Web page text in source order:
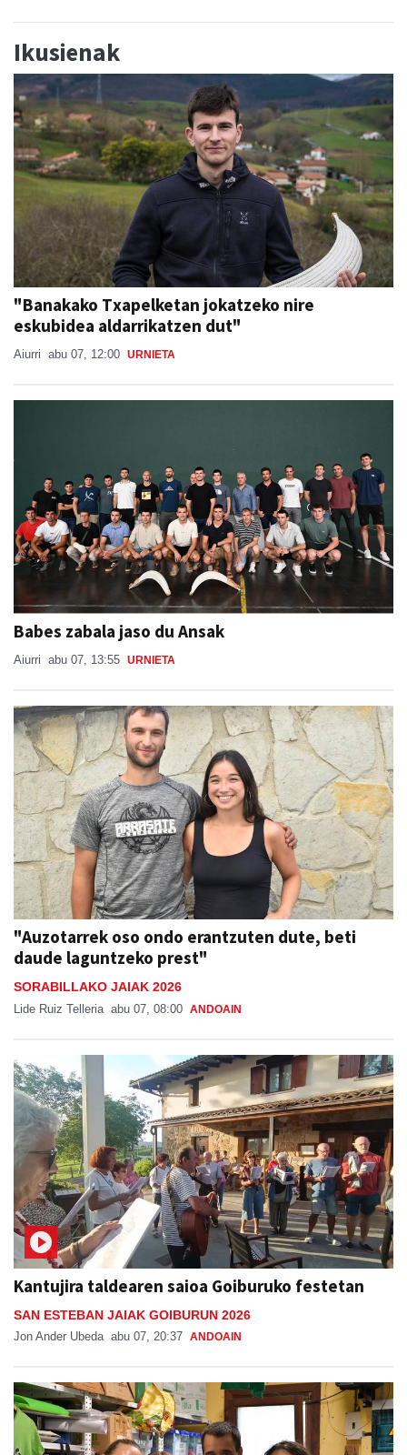
Ikusienak
"Banakako Txapelketan jokatzeko nire
eskubidea aldarrikatzen dut"
Aiurri abu 07, 12:00 URNIETA
Babes zabala jaso du Ansak
Aiurri abu 07, 13:55 URNIETA
"Auzotarrek oso ondo erantzuten dute, beti
daude laguntzeko prest"
SORABILLAKO JAIAK 2026
Lide Ruiz Telleria abu 07, 08:00 ANDOAIN
Kantujira taldearen saioa Goiburuko festetan
SAN ESTEBAN JAIAK GOIBURUN 2026
Jon Ander Ubeda abu 07, 20:37 ANDOAIN